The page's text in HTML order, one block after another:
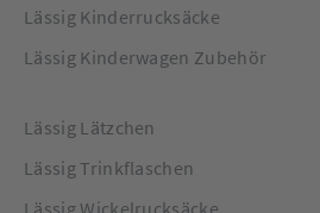
Lässig Kinderrucksäcke
Lässig Kinderwagen Zubehör
Lässig Lätzchen
Lässig Trinkflaschen
Lässig Wickelrucksäcke